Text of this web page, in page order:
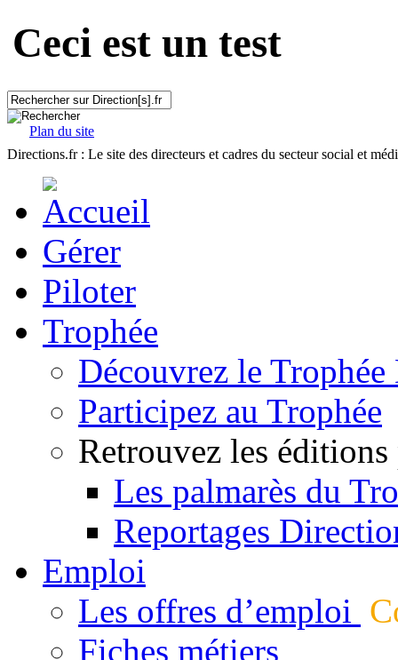
Ceci est un test
Plan du site
Directions.fr : Le site des directeurs et cadres du secteur social et
Gérer
Piloter
Trophée
Découvrez le
Participez au Trophée
Retrouvez les éditions
Les palmarès du
Reportages
Emploi
Les offres d’emploi
Fiches métiers